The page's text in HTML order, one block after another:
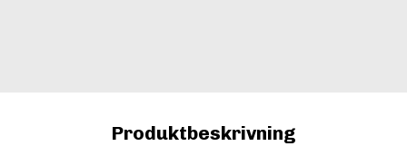
Produktbeskrivning